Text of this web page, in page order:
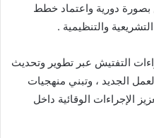
بصورة دورية واعتماد خطط
والتنظيمية .
التفتيش عبر تطوير وتحديث
الجديد ، وتبني منهجيات
الإجراءات الوقائية داخل